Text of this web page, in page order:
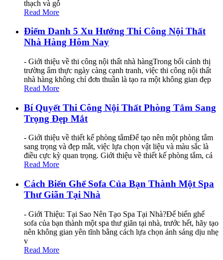
thạch và gỗ
Read More
Điểm Danh 5 Xu Hướng Thi Công Nội Thất
Nhà Hàng Hôm Nay
- Giới thiệu về thi công nội thất nhà hàngTrong bối cảnh thị
trường ẩm thực ngày càng cạnh tranh, việc thi công nội thất
nhà hàng không chỉ đơn thuần là tạo ra một không gian đẹp
Read More
Bí Quyết Thi Công Nội Thất Phòng Tắm Sang
Trọng Đẹp Mắt
- Giới thiệu về thiết kế phòng tắmĐể tạo nên một phòng tắm
sang trọng và đẹp mắt, việc lựa chọn vật liệu và màu sắc là
điều cực kỳ quan trọng. Giới thiệu về thiết kế phòng tắm, cá
Read More
Cách Biến Ghế Sofa Của Bạn Thành Một Spa
Thư Giãn Tại Nhà
- Giới Thiệu: Tại Sao Nên Tạo Spa Tại Nhà?Để biến ghế
sofa của bạn thành một spa thư giãn tại nhà, trước hết, hãy tạo
nên không gian yên tĩnh bằng cách lựa chọn ánh sáng dịu nhẹ
v
Read More